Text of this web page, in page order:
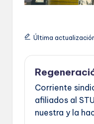
Última
Corriente
afiliados al
nuestra y la